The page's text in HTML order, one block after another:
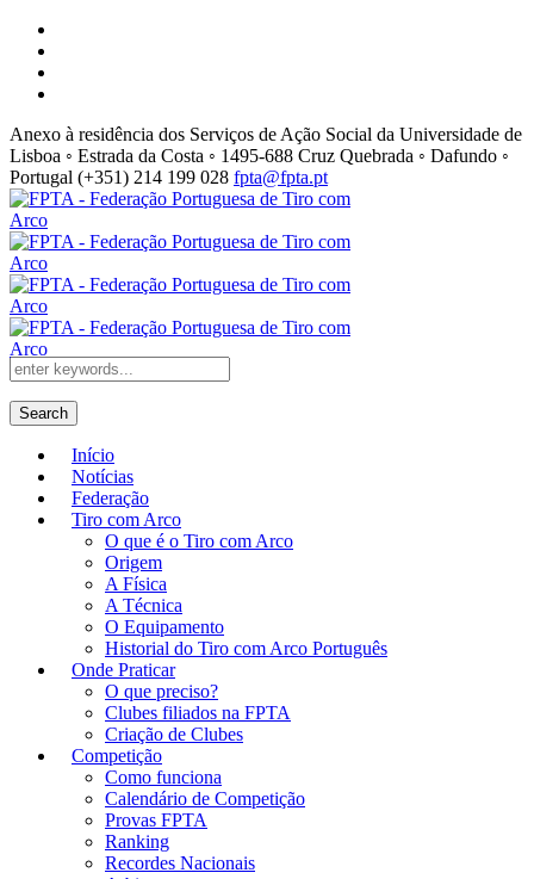
Anexo à residência dos Serviços de Ação Social da Universidade de
Lisboa ◦ Estrada da Costa ◦ 1495-688 Cruz Quebrada ◦ Dafundo ◦
Portugal (+351) 214 199 028 fpta@fpta.pt
Search
Início
Notícias
Federação
Tiro com Arco
O que é o Tiro com Arco
Origem
A Física
A Técnica
O Equipamento
Historial do Tiro com Arco Português
Onde Praticar
O que preciso?
Clubes filiados na FPTA
Criação de Clubes
Competição
Como funciona
Calendário de Competição
Provas FPTA
Ranking
Recordes Nacionais